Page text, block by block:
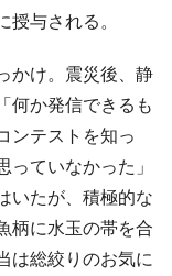
与される。
かけ。震災後、静
何か発信できるも
ンテストを知っ
ていなかった」
いたが、積極的な
柄に水玉の帯を合
は総絞りのお気に